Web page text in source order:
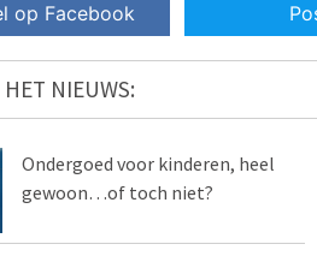
op Facebook
NIEUWS:
Ondergoed voor kinderen, heel
gewoon…of toch niet?